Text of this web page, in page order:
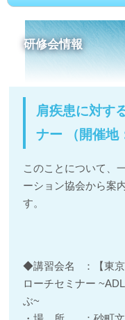
研修会情報
肩疾患に対す
ナー （開催地
このことについて、
ーション協会から案
す。
◆講習会名 ：【東京
ローチセミナー
ぶ~